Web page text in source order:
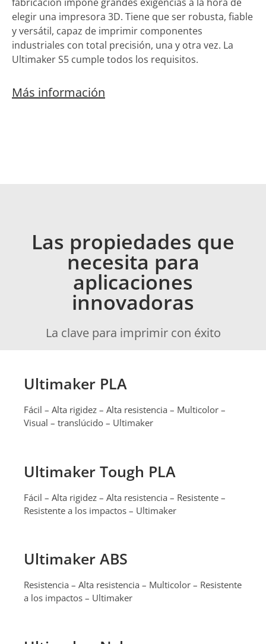
elegir una impresora 3D. Tiene que ser robusta, fiable
y versátil, capaz de imprimir componentes
industriales con total precisión, una y otra vez. La
Ultimaker S5 cumple todos los requisitos.
Más información
Las propiedades que
necesita para
aplicaciones
innovadoras
La clave para imprimir con éxito
Ultimaker PLA
Fácil – Alta rigidez – Alta resistencia – Multicolor –
Visual – translúcido – Ultimaker
Ultimaker Tough PLA
Fácil – Alta rigidez – Alta resistencia – Resistente –
Resistente a los impactos – Ultimaker
Ultimaker ABS
Resistencia – Alta resistencia – Multicolor – Resistente
a los impactos – Ultimaker